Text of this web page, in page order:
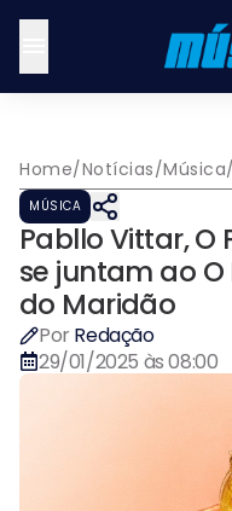
Home/Notícias/Música/
MÚSICA
Pabllo Vittar, O
se juntam ao
do Maridão
Por Redação
29/01/2025 às 08:00